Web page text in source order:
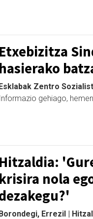
Etxebizitza
hasierako
Esklabak Zentro
Informazio gehiago,
Hitzaldia:
krisira nola
Errezil |